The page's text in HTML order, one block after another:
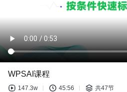
WPSAI课程
147.3w 45:56 共47节